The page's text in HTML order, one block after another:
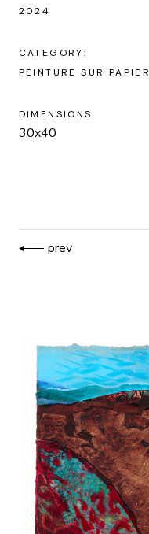
2024
CATEGORY:
PEINTURE SUR PAPIER
DIMENSIONS:
30x40
prev